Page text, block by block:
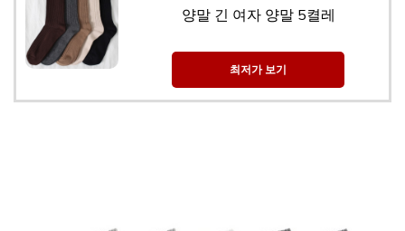
양말 긴 여자 양말 5켤레
최저가 보기